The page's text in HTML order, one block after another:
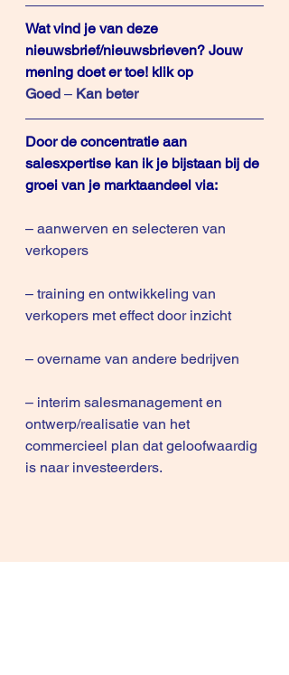
Wat vind je van deze
nieuwsbrief/nieuwsbrieven? Jouw
mening doet er toe! klik op
Goed – Kan beter
Door de concentratie aan
salesxpertise kan ik je bijstaan bij de
groei van je marktaandeel via:
– aanwerven en selecteren van
verkopers
– training en ontwikkeling van
verkopers met effect door inzicht
– overname van andere bedrijven
– interim salesmanagement en
ontwerp/realisatie van het
commercieel plan dat geloofwaardig
is naar investeerders.